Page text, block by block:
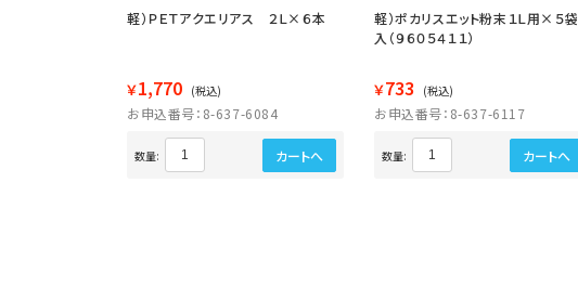
軽）ＰＥＴアクエリアス ２Ｌ×６本
￥1,770 (税込)
お申込番号：8-637-6084
数量: カートへ
軽）ポカリスエット粉末１Ｌ用×５袋
入（９６０５４１１）
￥733 (税込)
お申込番号：8-637-6117
数量: カートへ